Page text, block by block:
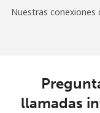
Nuestras conexiones
llamadas